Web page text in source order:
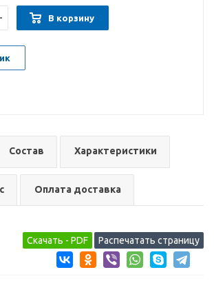
В корзину
Состав Характеристики
Оплата доставка